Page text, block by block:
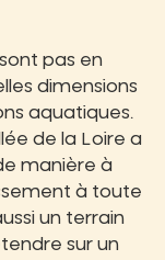
pas en
dimensions
aquatiques.
de la Loire a
manière à
à toute
un terrain
sur un